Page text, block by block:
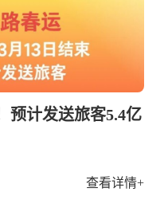
预计发送旅客5.4亿
查看详情+